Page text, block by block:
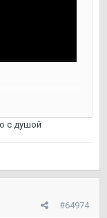
с душой
#64974